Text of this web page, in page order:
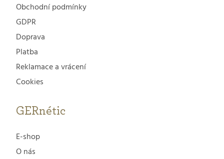
Obchodní podmínky
GDPR
Doprava
Platba
Reklamace a vrácení
Cookies
GERnétic
E-shop
O nás